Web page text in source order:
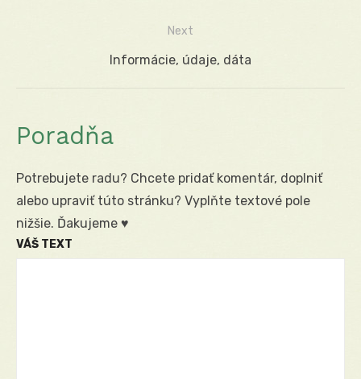
Next
Next
Informácie, údaje, dáta
Poradňa
Potrebujete radu? Chcete pridať komentár, doplniť
alebo upraviť túto stránku? Vyplňte textové pole
nižšie. Ďakujeme ♥
VÁŠ TEXT